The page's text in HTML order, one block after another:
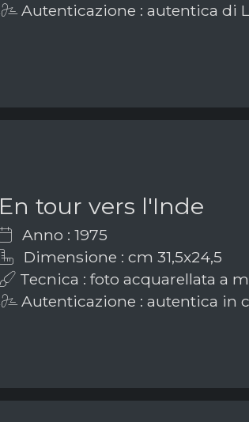
Autenticazione : autentica di
En tour vers l'Inde
Anno : 1975
Dimensione : cm 31,5x24,5
Tecnica : foto acquarellata a
Autenticazione : autentica in